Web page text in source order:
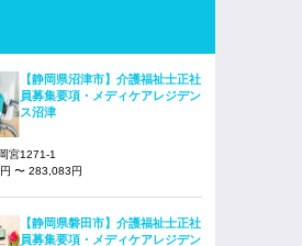
【静岡県沼津市】介護福祉士正社
員募集要項・メディケアレジデン
ス沼津
宮1271-1
〜 283,083円
【静岡県磐田市】介護福祉士正社
員募集要項・メディケアレジデン